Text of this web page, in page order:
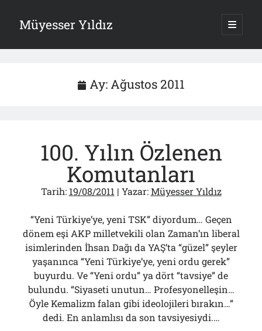
Müyesser Yıldız ana
Yan
Gazi’den Milletvekillerine Kurşun Gibi Sözler!..
07/08/2026
Türkiye 2.0’a Gidiş!..
15 Temmuz Soruları… Nasuh Mahruki’nin “Suçu”!..
Er Gaziler 20 Gün Sonra Gelen MSB Heyetine Böyle İsyan Etti:“Bizi
Teröristlere G……yle Güldürdünüz”
01/08/2026
Papazın “Komutanı” Ayasofya ve Patrikhane İçin ABD’yi Göreve
Çağırdı!..
31/07/2026
Arşivler
Ay:Ağustos 2011
100. Yılın Özlenen
Komutanları
Tarih: 19/08/2011 | Yazar:Müyesser Yıldız
“Yeni Türkiye’ye, yeni TSK” diyordum… Geçen
dönem eşi AKP milletvekili olan Zaman’ın liberal
isimlerinden İhsan Dağı da YAŞ’ta “güzel” şeyler
yaşanınca “Yeni Türkiye’ye, yeni ordu gerek”
buyurdu. Ve “Yeni ordu” ya dört “tavsiye” de
bulundu. “Siyaseti unutun… Profesyonelleşin…
Öyle Kemalizm falan gibi ideolojileri bırakın…”
dedi. En anlamlısı da son tavsiyesiydi.…